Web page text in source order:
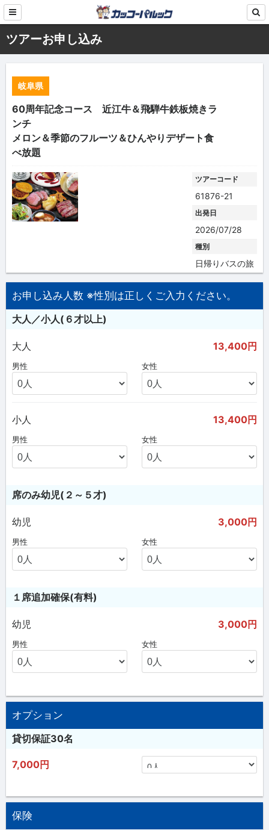
ツアーお申し込み
岐阜県
60周年記念コース 近江牛＆飛騨牛鉄板焼きラ
ンチ
メロン＆季節のフルーツ＆ひんやりデザート食
べ放題
ツアーコード
61876-21
出発日
2026/07/28
種別
日帰りバスの旅
お申し込み人数 ※性別は正しくご入力ください。
大人／小人(６才以上)
大人 13,400円
男性 女性
小人 13,400円
男性 女性
席のみ幼児(２～５才)
幼児 3,000円
男性 女性
１席追加確保(有料)
幼児 3,000円
男性 女性
オプション
貸切保証30名
7,000円
保険